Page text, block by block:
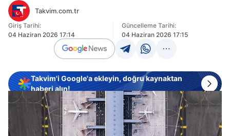
Takvim.com.tr
Giriş Tarihi:
04 Haziran 2026 17:14
Güncelleme Tarihi:
04 Haziran 2026 17:15
Takvim'i Google'a ekleyin, doğru kaynaktan
haberi alın!